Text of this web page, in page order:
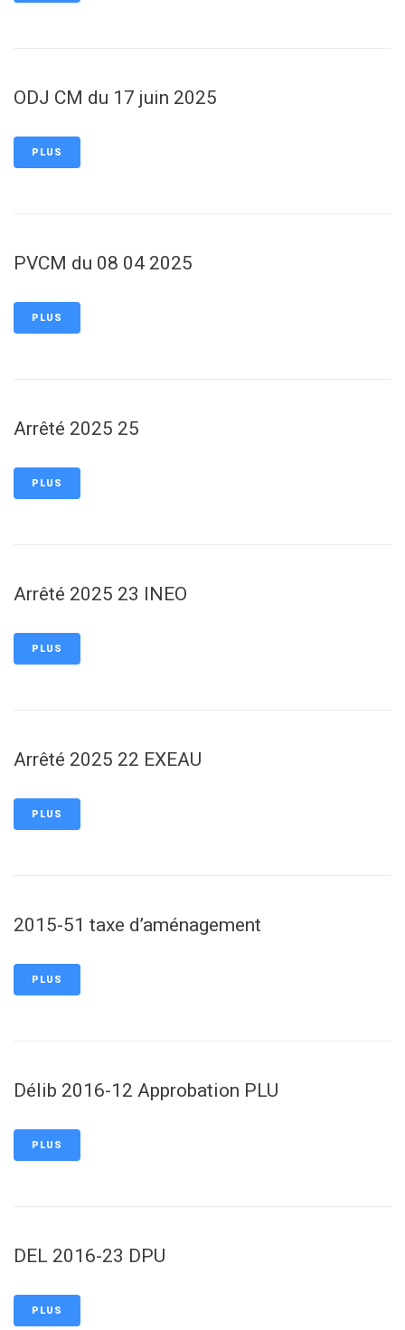
ODJ CM du 17 juin 2025
PLUS
PVCM du 08 04 2025
PLUS
Arrêté 2025 25
PLUS
Arrêté 2025 23 INEO
PLUS
Arrêté 2025 22 EXEAU
PLUS
2015-51 taxe d’aménagement
PLUS
Délib 2016-12 Approbation PLU
PLUS
DEL 2016-23 DPU
PLUS